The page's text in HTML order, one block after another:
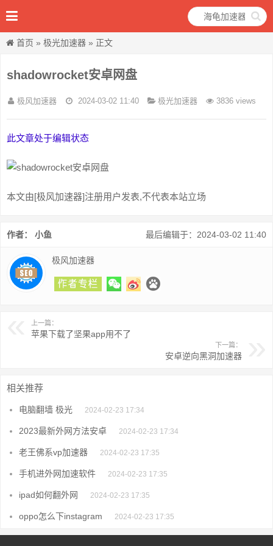
首页 » 极光加速器 » 正文
shadowrocket安卓网盘
极风加速器 2024-03-02 11:40 极光加速器 3836 views
此文章处于编辑状态
本文由[极风加速器]注册用户发表,不代表本站立场
最后编辑于：2024-03-02 11:40
作者： 小鱼
极风加速器
上一篇：
苹果下载了坚果app用不了
下一篇：
安卓逆向黑洞加速器
相关推荐
电脑翻墙 极光 2024-02-23 17:34
2023最新外网方法安卓 2024-02-23 17:34
老王佛系vp加速器 2024-02-23 17:35
手机进外网加速软件 2024-02-23 17:35
ipad如何翻外网 2024-02-23 17:35
oppo怎么下instagram 2024-02-23 17:35